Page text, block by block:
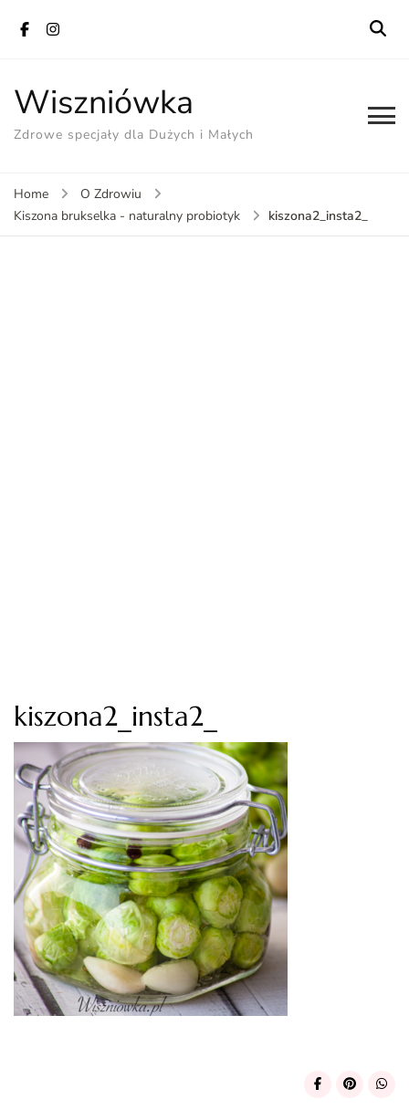
Wiszniówka
Zdrowe specjały dla Dużych i Małych
Home
O Zdrowiu
Kiszona brukselka - naturalny probiotyk
kiszona2_insta2_
kiszona2_insta2_